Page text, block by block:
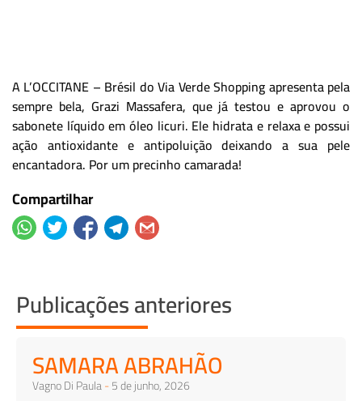
A L’OCCITANE – Brésil do Via Verde Shopping apresenta pela
sempre bela, Grazi Massafera, que já testou e aprovou o
sabonete líquido em óleo licuri. Ele hidrata e relaxa e possui
ação antioxidante e antipoluição deixando a sua pele
encantadora. Por um precinho camarada!
Compartilhar
Publicações anteriores
SAMARA ABRAHÃO
Vagno Di Paula 5 de junho, 2026